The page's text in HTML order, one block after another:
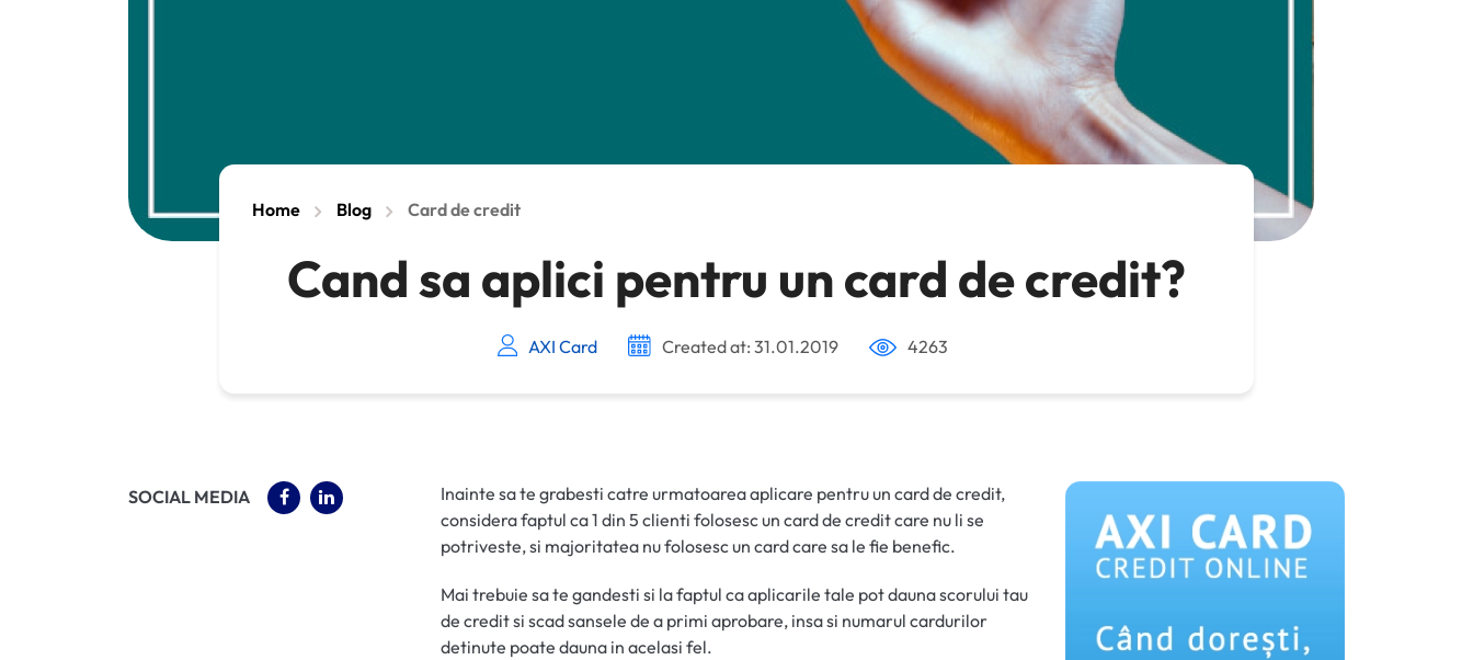
Home Blog Card de credit
Cand sa aplici pentru un card de credit?
AXI Card Created at: 31.01.2019 4263
SOCIAL MEDIA (OPENS IN A NEW TAB)
(OPENS IN A NEW TAB)Inainte sa te grabesti catre urmatoarea aplicare pentru un card de credit,
considera faptul ca 1 din 5 clienti folosesc un card de credit care nu li se
potriveste, si majoritatea nu folosesc un card care sa le fie benefic.
Mai trebuie sa te gandesti si la faptul ca aplicarile tale pot dauna scorului tau
de credit si scad sansele de a primi aprobare, insa si numarul cardurilor
detinute poate dauna in acelasi fel.